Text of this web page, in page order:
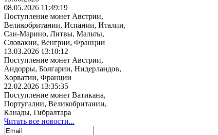
08.05.2026 11:49:19
Поступление монет Австрии,
Великобритании, Испании, Италии,
Сан-Марино, Литвы, Мальты,
Словакии, Венгрии, Франции
13.03.2026 13:10:12
Поступление монет Австрии,
Андорры, Болгарии, Нидерландов,
Хорватии, Франции
22.02.2026 13:35:35
Поступление монет Ватикана,
Португалии, Великобритании,
Канады, Гибралтара
Читать все новости...